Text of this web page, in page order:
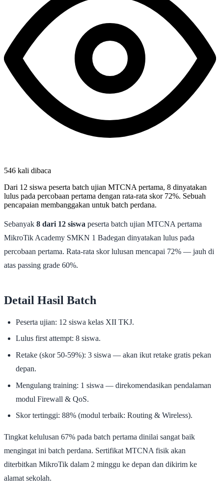
546 kali dibaca
Dari 12 siswa peserta batch ujian MTCNA pertama, 8 dinyatakan
lulus pada percobaan pertama dengan rata-rata skor 72%. Sebuah
pencapaian membanggakan untuk batch perdana.
Sebanyak 8 dari 12 siswa peserta batch ujian MTCNA pertama
MikroTik Academy SMKN 1 Badegan dinyatakan lulus pada
percobaan pertama. Rata-rata skor lulusan mencapai 72% — jauh di
atas passing grade 60%.
Detail Hasil Batch
Peserta ujian: 12 siswa kelas XII TKJ.
Lulus first attempt: 8 siswa.
Retake (skor 50-59%): 3 siswa — akan ikut retake gratis pekan
depan.
Mengulang training: 1 siswa — direkomendasikan pendalaman
modul Firewall & QoS.
Skor tertinggi: 88% (modul terbaik: Routing & Wireless).
Tingkat kelulusan 67% pada batch pertama dinilai sangat baik
mengingat ini batch perdana. Sertifikat MTCNA fisik akan
diterbitkan MikroTik dalam 2 minggu ke depan dan dikirim ke
alamat sekolah.